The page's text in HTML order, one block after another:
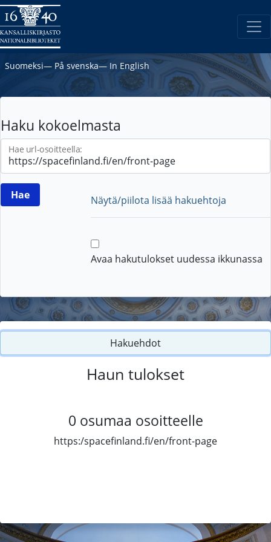
Suomeksi― På svenska― In English
Haku kokoelmasta
Hae url-osoitteella:
Näytä/piilota lisää hakuehtoja
Avaa hakutulokset uudessa ikkunassa
Hakuehdot
Haun tulokset
0 osumaa osoitteelle
https:/spacefinland.fi/en/front-page